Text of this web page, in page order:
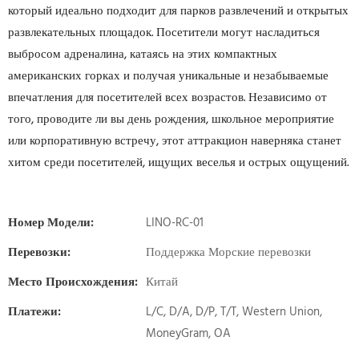
который идеально подходит для парков развлечений и открытых
развлекательных площадок. Посетители могут насладиться
выбросом адреналина, катаясь на этих компактных
американских горках и получая уникальные и незабываемые
впечатления для посетителей всех возрастов. Независимо от
того, проводите ли вы день рождения, школьное мероприятие
или корпоративную встречу, этот аттракцион наверняка станет
хитом среди посетителей, ищущих веселья и острых ощущений.
Номер Модели:
LINO-RC-01
Перевозки:
Поддержка Морские перевозки
Место Происхождения: Китай
Платежи:
L/C, D/A, D/P, T/T, Western Union,
MoneyGram, OA